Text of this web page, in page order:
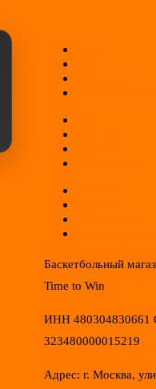
Баскетбольный
Time to Win
ИНН 480304830661
323480000015219
Адрес: г. Москва,